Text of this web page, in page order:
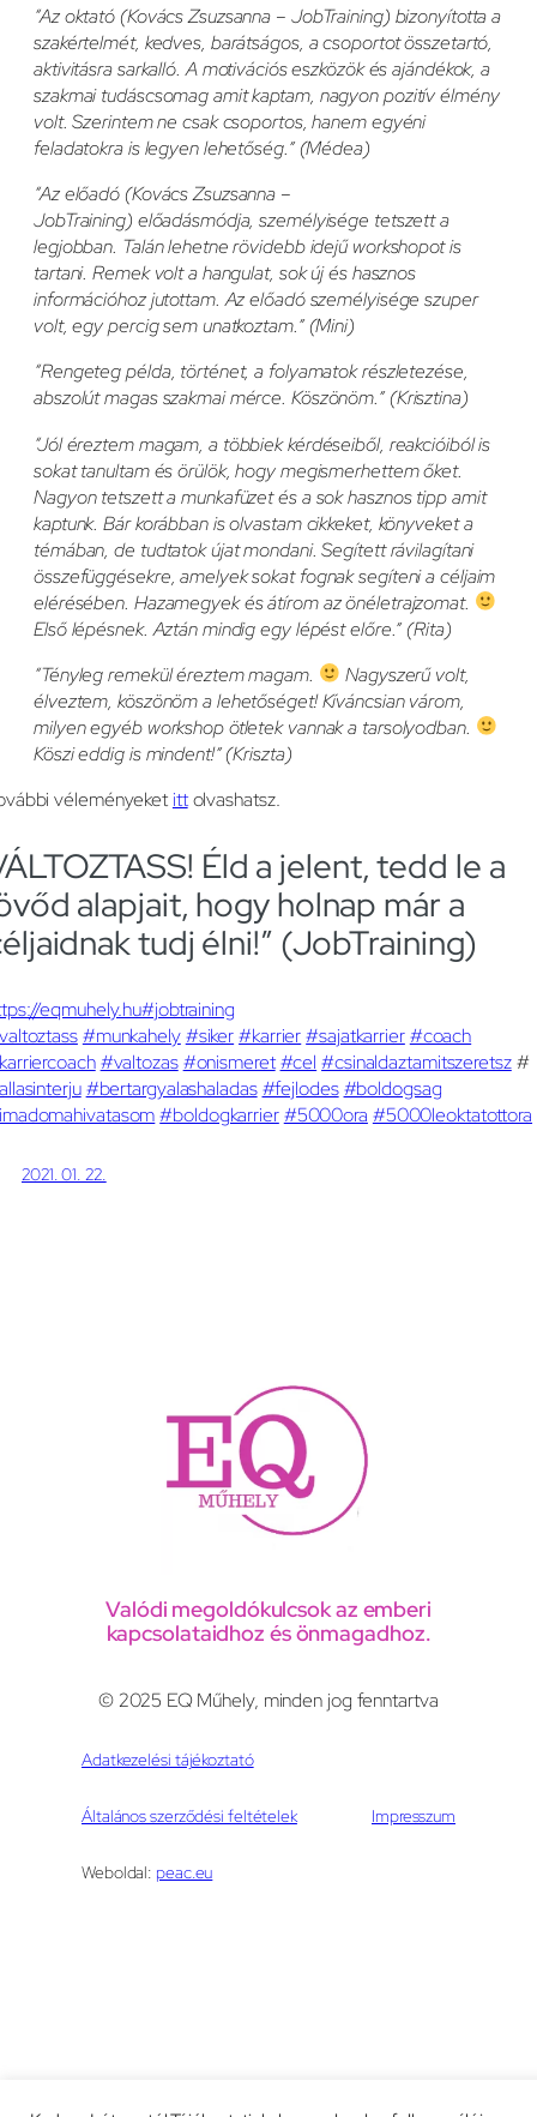
“Az oktató (Kovács Zsuzsanna – JobTraining) bizonyította a
szakértelmét, kedves, barátságos, a csoportot összetartó,
aktivitásra sarkalló. A motivációs eszközök és ajándékok, a
szakmai tudáscsomag amit kaptam, nagyon pozitív élmény
volt. Szerintem ne csak csoportos, hanem egyéni
feladatokra is legyen lehetőség.” (Médea)
“Az előadó (Kovács Zsuzsanna –
JobTraining) előadásmódja, személyisége tetszett a
legjobban. Talán lehetne rövidebb idejű workshopot is
tartani. Remek volt a hangulat, sok új és hasznos
információhoz jutottam. Az előadó személyisége szuper
volt, egy percig sem unatkoztam.” (Mini)
“Rengeteg példa, történet, a folyamatok részletezése,
abszolút magas szakmai mérce. Köszönöm.” (Krisztina)
“Jól éreztem magam, a többiek kérdéseiből, reakcióiból is
sokat tanultam és örülök, hogy megismerhettem őket.
Nagyon tetszett a munkafüzet és a sok hasznos tipp amit
kaptunk. Bár korábban is olvastam cikkeket, könyveket a
témában, de tudtatok újat mondani. Segített rávilagítani
összefüggésekre, amelyek sokat fognak segíteni a céljaim
elérésében. Hazamegyek és átírom az önéletrajzomat.
Első lépésnek. Aztán mindig egy lépést előre.” (Rita)
“Tényleg remekül éreztem magam.
Nagyszerű volt,
élveztem, köszönöm a lehetőséget! Kíváncsian várom,
milyen egyéb workshop ötletek vannak a tarsolyodban.
Köszi eddig is mindent!” (Kriszta)
véleményeket ittolvashatsz.
Éld a jelent, tedd le a
alapjait, hogy holnap már a
tudj élni!” (JobTraining)
eqmuhely.hu#jobtraining
#munkahely#siker#karrier#sajatkarrier#coach
#valtozas#onismeret#cel #csinaldaztamitszeretsz#
#bertargyalashaladas#fejlodes#boldogsag
#boldogkarrier#5000ora #5000leoktatottora
2021. 01. 22.
Valódi megoldókulcsok az emberi
kapcsolataidhoz és önmagadhoz.
© 2025 EQ Műhely, minden jog fenntartva
Adatkezelési tájékoztató
Általános szerződési feltételek Impresszum
Weboldal: peac.eu